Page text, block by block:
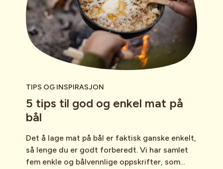
TIPS OG INSPIRASJON
5 tips til god og enkel mat på
bål
Det å lage mat på bål er faktisk ganske enkelt,
så lenge du er godt forberedt. Vi har samlet
fem enkle og bålvennlige oppskrifter, som